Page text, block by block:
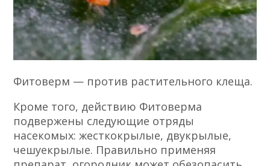
Фитоверм — против растительного клеща.
Кроме того, действию Фитоверма
подвержены следующие отряды
насекомых: жесткокрылые, двукрылые,
чешуекрылые. Правильно применяя